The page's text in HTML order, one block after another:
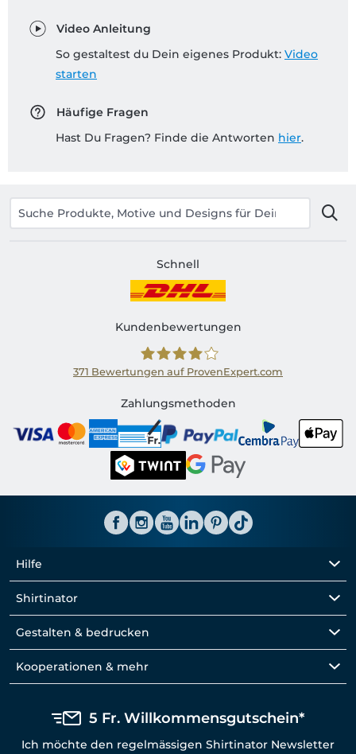
Video Anleitung
So gestaltest du Dein eigenes Produkt: Video
starten
Häufige Fragen
Hast Du Fragen? Finde die Antworten hier.
Schnell
Kundenbewertungen
Shirtinator CH
371 Bewertungen auf ProvenExpert.com
Zahlungsmethoden
Hilfe
Shirtinator
Gestalten & bedrucken
Kooperationen & mehr
5 Fr. Willkommensgutschein*
Ich möchte den regelmässigen Shirtinator Newsletter